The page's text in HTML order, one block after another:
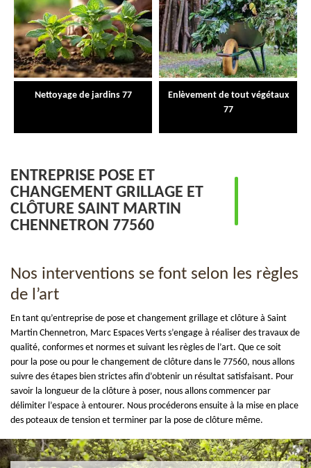
Nettoyage de jardins 77
Enlèvement de tout végétaux
77
ENTREPRISE POSE ET
CHANGEMENT GRILLAGE ET
CLÔTURE SAINT MARTIN
CHENNETRON 77560
Nos interventions se font selon les règles
de l’art
En tant qu’entreprise de pose et changement grillage et clôture à Saint
Martin Chennetron, Marc Espaces Verts s’engage à réaliser des travaux de
qualité, conformes et normes et suivant les règles de l’art. Que ce soit
pour la pose ou pour le changement de clôture dans le 77560, nous allons
suivre des étapes bien strictes afin d’obtenir un résultat satisfaisant. Pour
savoir la longueur de la clôture à poser, nous allons commencer par
délimiter l’espace à entourer. Nous procéderons ensuite à la mise en place
des poteaux de tension et terminer par la pose de clôture même.